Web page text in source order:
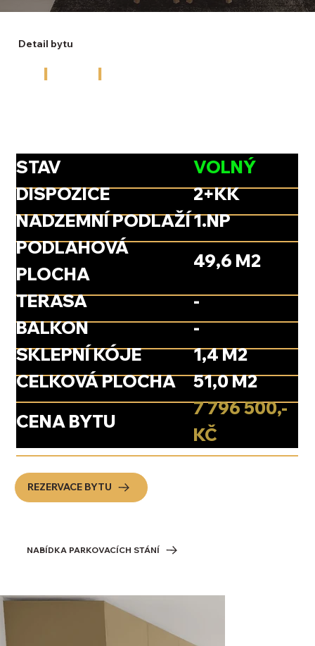
Detail bytu
I I
STAV
VOLNÝ
DISPOZICE
2+KK
NADZEMNÍ PODLAŽÍ1.NP
PODLAHOVÁ
PLOCHA
49,6 M2
TERASA
-
BALKON
-
SKLEPNÍ KÓJE
1,4 M2
CELKOVÁ PLOCHA
51,0 M2
CENA BYTU
7 796 500,-
KČ
REZERVACE BYTU
NABÍDKA PARKOVACÍCH STÁNÍ